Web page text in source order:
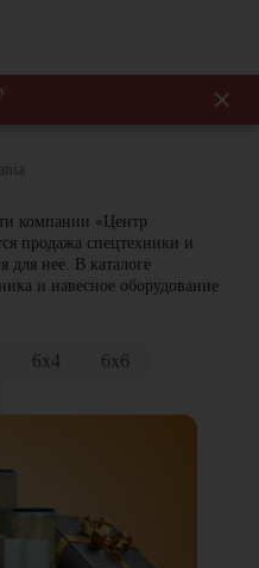
компании «Центр
продажа спецтехники и
для нее. В каталоге
и навесное оборудование
6x4
6x6